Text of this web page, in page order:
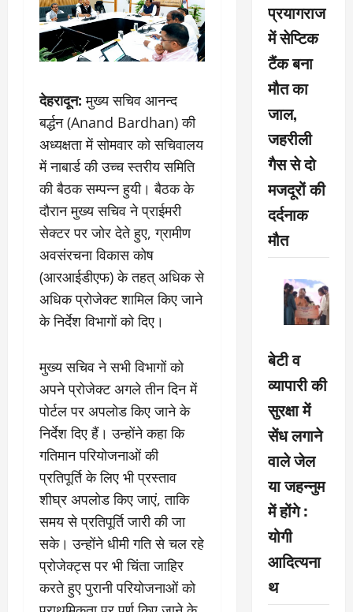
देहरादून: मुख्य सचिव आनन्द
बर्द्धन (Anand Bardhan) की
अध्यक्षता में सोमवार को सचिवालय
में नाबार्ड की उच्च स्तरीय समिति
की बैठक सम्पन्न हुयी। बैठक के
दौरान मुख्य सचिव ने प्राईमरी
सेक्टर पर जोर देते हुए, ग्रामीण
अवसंरचना विकास कोष
(आरआईडीएफ) के तहत् अधिक से
अधिक प्रोजेक्ट शामिल किए जाने
के निर्देश विभागों को दिए।
मुख्य सचिव ने सभी विभागों को
अपने प्रोजेक्ट अगले तीन दिन में
पोर्टल पर अपलोड किए जाने के
निर्देश दिए हैं। उन्होंने कहा कि
गतिमान परियोजनाओं की
प्रतिपूर्ति के लिए भी प्रस्ताव
शीघ्र अपलोड किए जाएं, ताकि
समय से प्रतिपूर्ति जारी की जा
सके। उन्होंने धीमी गति से चल रहे
प्रोजेक्ट्स पर भी चिंता जाहिर
करते हुए पुरानी परियोजनाओं को
प्रयागराज
में सेप्टिक
टैंक बना
मौत का
जाल,
जहरीली
गैस से दो
मजदूरों की
दर्दनाक
मौत
बेटी व
व्यापारी की
सुरक्षा में
सेंध लगाने
वाले जेल
या जहन्नुम
में होंगे :
योगी
आदित्यना
थ